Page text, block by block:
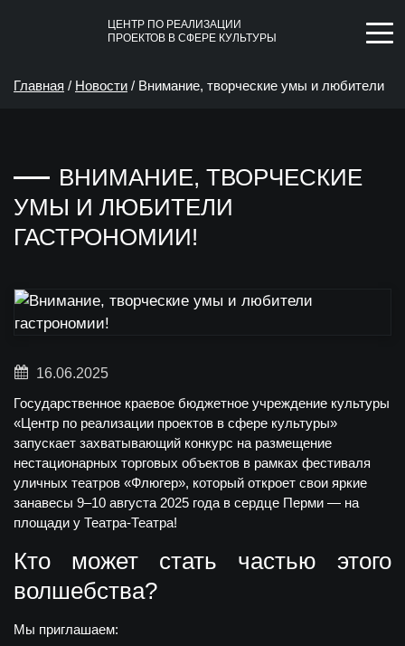
ЦЕНТР ПО РЕАЛИЗАЦИИ
ПРОЕКТОВ В СФЕРЕ КУЛЬТУРЫ
Главная / Новости / Внимание, творческие умы и любители
ВНИМАНИЕ, ТВОРЧЕСКИЕ
УМЫ И ЛЮБИТЕЛИ
ГАСТРОНОМИИ!
16.06.2025
Государственное краевое бюджетное учреждение культуры
«Центр по реализации проектов в сфере культуры»
запускает захватывающий конкурс на размещение
нестационарных торговых объектов в рамках фестиваля
уличных театров «Флюгер», который откроет свои яркие
занавесы 9–10 августа 2025 года в сердце Перми — на
площади у Театра-Театра!
Кто может стать частью этого
волшебства?
Мы приглашаем: